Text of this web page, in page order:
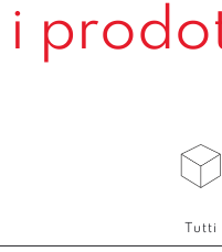
i
Tutti